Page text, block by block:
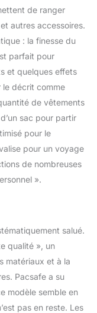
de ranger
autres accessoires.
: la finesse du
parfait pour
et quelques effets
le décrit comme
de vêtements
sac pour partir
pour le
pour un voyage
de nombreuses
».
salué.
qualité », un
matériaux et à la
Pacsafe a su
modèle semble en
pas en reste. Les